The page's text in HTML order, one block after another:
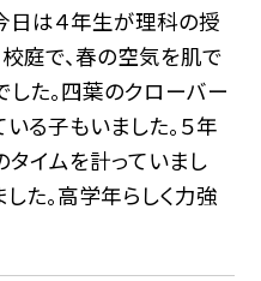
日は４年生が理科の授
庭で、春の空気を肌で
た。四葉のクローバー
る子もいました。５年
イムを計っていまし
た。高学年らしく力強